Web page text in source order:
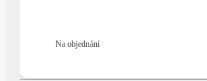
na objednání